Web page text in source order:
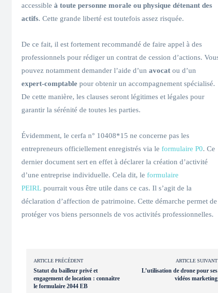
accessible à toute personne morale ou physique détenant des
actifs. Cette grande liberté est toutefois assez risquée.
De ce fait, il est fortement recommandé de faire appel à des
professionnels pour rédiger un contrat de cession d’actions.
pouvez notamment demander l’aide d’un avocat ou d’un
expert-comptable pour obtenir un accompagnement spécialisé.
De cette manière, les clauses seront légitimes et légales pour
garantir la sérénité de toutes les parties.
Évidemment, le cerfa n° 10408*15 ne concerne pas les
entrepreneurs officiellement enregistrés via le formulaire P0. Ce
dernier document sert en effet à déclarer la création d’activité
d’une entreprise individuelle. Cela dit, le formulaire
PEIRL pourrait vous être utile dans ce cas. Il s’agit de la
déclaration d’affection de patrimoine. Cette démarche permet de
protéger vos biens personnels de vos activités professionnelles.
ARTICLE PRÉCÉDENT
Statut du bailleur privé et
engagement de location : connaître
le formulaire 2044 EB
ARTICLE SUIVANT
L’utilisation de drone pour ses
vidéos marketing